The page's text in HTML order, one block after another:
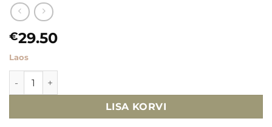
€29.50
Laos
Tutu seelik - Võlur, 5-7 aastat kogus
LISA KORVI